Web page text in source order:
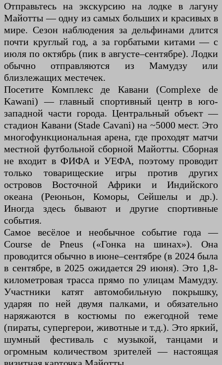
Отправьтесь на экскурсию на лодке в лагуну
Майотты — одну из самых больших и красивых в
мире. Сезон наблюдения за дельфинами длится
почти круглый год, а за горбатыми китами — с
июля по октябрь (пик в августе–сентябре). Лодки
обычно отправляются из Мамудзу или
близлежащих местечек.
Посетите Комплекс де Кавани (Complexe de
Kawani) — главный спортивный центр в юго-
западной части города. Центральный объект —
стадион Кавани (Stade Cavani) на ~5000 мест. Это
многофункциональная арена, где проходят матчи
местной футбольной сборной Майотты. Сборная
не входит в ФИФА и УЕФА, поэтому проводит
только товарищеские игры против других
островов Восточной Африки и Индийского
океана (Реюньон, Коморы, Сейшелы и др.).
Иногда здесь бывают и другие спортивные
события.
Самое весёлое и необычное событие года —
Course de Pneus («Гонка на шинах»). Она
проводится обычно в июне–сентябре (в 2024 была
в сентябре, в 2025 ожидается 29 июня). Это 1,8-
километровая трасса прямо по улицам Мамудзу.
Участники катят автомобильную покрышку,
ударяя по ней двумя палками, и обязательно
наряжаются в костюмы по ежегодной теме
(пираты, супергерои, животные и т.д.). Это яркий,
шумный фестиваль с музыкой, танцами и
огромным количеством зрителей — настоящая